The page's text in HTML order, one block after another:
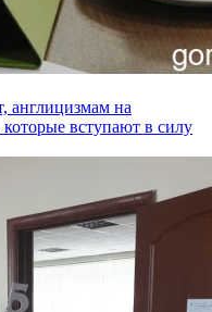
англицизмам на
которые вступают в силу